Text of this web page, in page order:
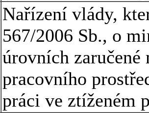
Nařízení vlády,
567/2006 Sb., o
úrovních zaručené
pracovního
práci ve ztíženém